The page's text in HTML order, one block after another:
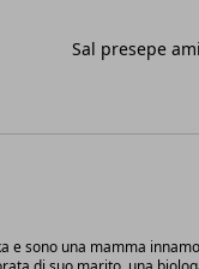
Sal presepe
e sono una mamma